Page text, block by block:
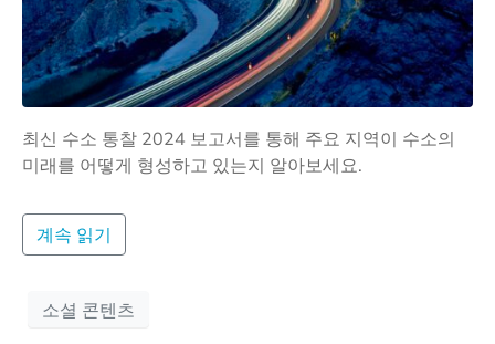
최신 수소 통찰 2024 보고서를 통해 주요 지역이 수소의
미래를 어떻게 형성하고 있는지 알아보세요.
계속 읽기
소셜 콘텐츠